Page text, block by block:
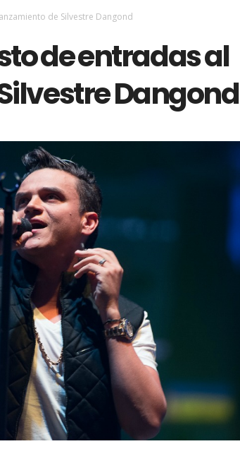
de Silvestre Dangond
de entradas al
Dangond